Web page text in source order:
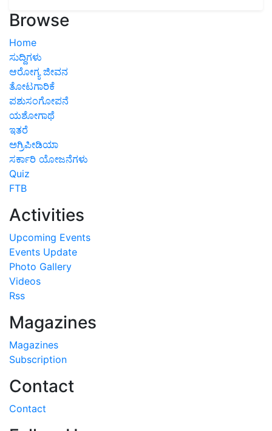
Browse
Home
ಸುದ್ದಿಗಳು
ಆರೋಗ್ಯ ಜೀವನ
ತೋಟಗಾರಿಕೆ
ಪಶುಸಂಗೋಪನೆ
ಯಶೋಗಾಥೆ
ಇತರೆ
ಅಗ್ರಿಪೀಡಿಯಾ
ಸರ್ಕಾರಿ ಯೋಜನೆಗಳು
Quiz
FTB
Activities
Upcoming Events
Events Update
Photo Gallery
Videos
Rss
Magazines
Magazines
Subscription
Contact
Contact